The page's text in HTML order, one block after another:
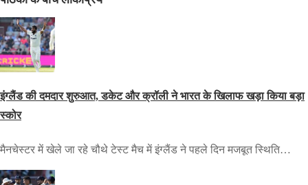
इंग्लैंड की दमदार शुरुआत, डकेट और क्रॉली ने भारत के खिलाफ खड़ा किया बड़ा
स्कोर
मैनचेस्टर में खेले जा रहे चौथे टेस्ट मैच में इंग्लैंड ने पहले दिन मजबूत स्थिति…